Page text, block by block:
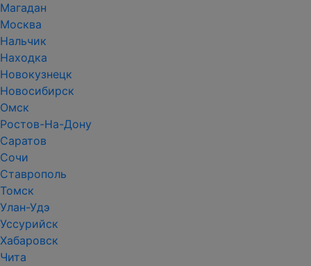
Магадан
Москва
Нальчик
Находка
Новокузнецк
Новосибирск
Омск
Ростов-На-Дону
Саратов
Сочи
Ставрополь
Томск
Улан-Удэ
Уссурийск
Хабаровск
Чита